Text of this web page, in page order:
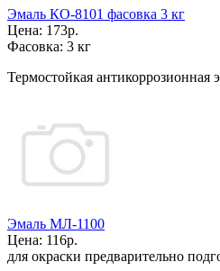
Эмаль КО-8101 фасовка 3 кг
Цена: 173р.
Фасовка: 3 кг
Термостойкая антикоррозионная
Эмаль МЛ-1100
Цена: 116р.
для окраски предварительно